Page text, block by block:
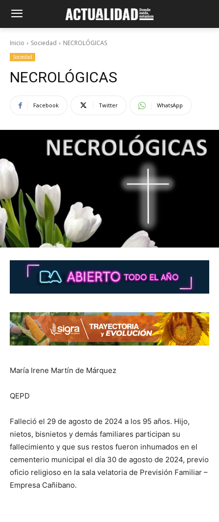
Inicio Sociedad NECROLÓGICAS
Sociedad
NECROLÓGICAS
Facebook Twitter WhatsApp
María Irene Martín de Márquez
QEPD
Falleció el 29 de agosto de 2024 a los 95 años. Hijo,
nietos, bisnietos y demás familiares participan su
fallecimiento y que sus restos fueron inhumados en el
cementerio municipal el día 30 de agosto de 2024, previo
oficio religioso en la sala velatoria de Previsión Familiar –
Empresa Cañibano.